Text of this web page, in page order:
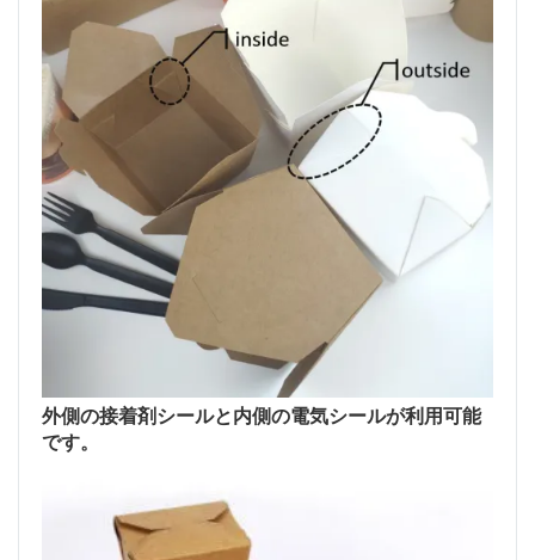
外側の接着剤シールと内側の電気シールが利用可能
です。